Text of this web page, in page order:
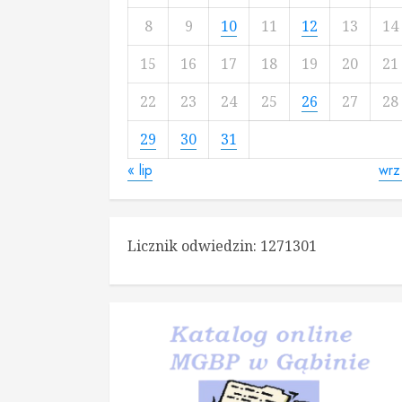
8 9 10 11 12 13
14
15
16 17 18 19 20
21
22
23 24 25 26 27
28
29
30 31
« lip
Licznik odwiedzin: 1271301